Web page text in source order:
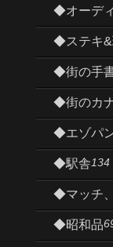
◆オーデ
◆ステキ&
◆街の手
◆街のカ
◆エゾパ
◆駅舎134
◆マッチ
◆昭和品